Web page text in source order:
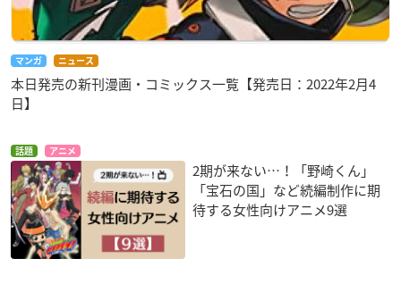
マンガ ニュース
本日発売の新刊漫画・コミックス一覧【発売日：2022年2月4
日】
話題 アニメ
2期が来ない…！「野崎くん」
「宝石の国」など続編制作に期
待する女性向けアニメ9選